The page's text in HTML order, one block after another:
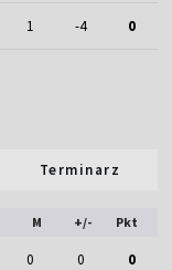
1 -4 0
Terminarz
M +/- Pkt
0 0 0